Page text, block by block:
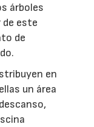
árboles
este
de
en
un área